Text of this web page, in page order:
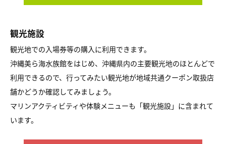
観光施設
観光地での入場券等の購入に利用できます。
沖縄美ら海水族館をはじめ、沖縄県内の主要観光地のほとんどで
利用できるので、行ってみたい観光地が地域共通クーポン取扱店
舗かどうか確認してみましょう。
マリンアクティビティや体験メニューも「観光施設」に含まれて
います。